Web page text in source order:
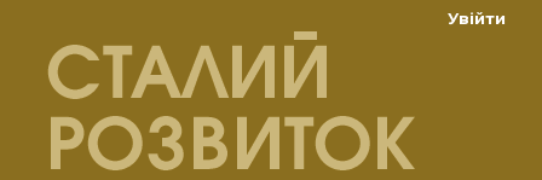
Увійти